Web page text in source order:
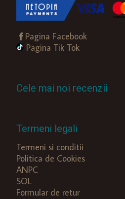
Pagina Facebook
Pagina Tik Tok
Cele mai noi recenzii
Termeni legali
Termeni si conditii
Politica de Cookies
ANPC
SOL
Formular de retur